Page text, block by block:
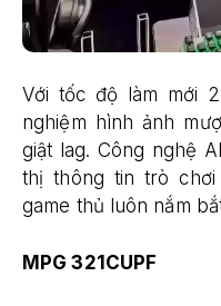
Với tốc độ làm mới
nghiệm hình ảnh
giật lag. Công nghệ
thị thông tin trò chơi
game thủ luôn nắm
MPG 321CUPF